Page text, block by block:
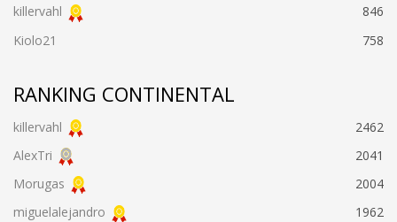
killervahl
846
Kiolo21
758
RANKING CONTINENTAL
killervahl
2462
AlexTri
2041
Morugas
2004
miguelalejandro
1962